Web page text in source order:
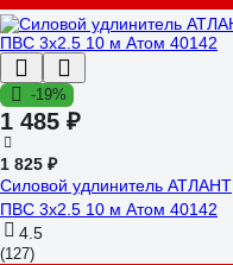
-19%
1 485 ₽
1 825 ₽
Силовой удлинитель АТЛАНТ
ПВС 3x2.5 10 м Атом 40142
4.5
(127)